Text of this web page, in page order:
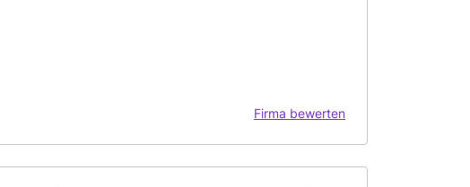
Firma bewerten